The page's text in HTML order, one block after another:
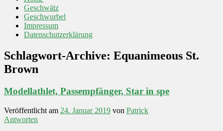
Geschwätz
Geschwurbel
Impressum
Datenschutzerklärung
Schlagwort-Archive: Equanimeous St.
Brown
Modellathlet, Passempfänger, Star in spe
Veröffentlicht am 24. Januar 2019 von Patrick
Antworten